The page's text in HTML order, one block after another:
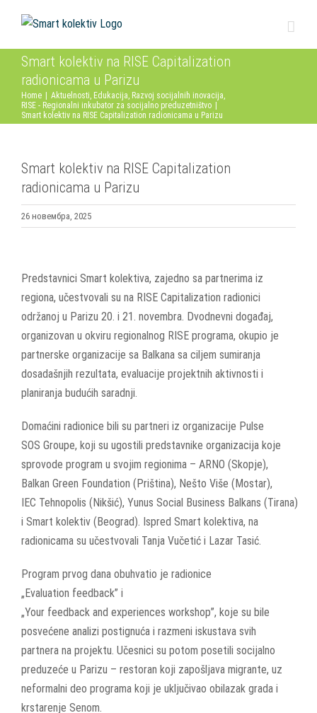
content
Smart kolektiv na RISE Capitalization
radionicama u Parizu
Home Aktuelnosti, Edukacija, Razvoj socijalnih inovacija,
RISE - Regionalni inkubator za socijalno preduzetništvo
Smart kolektiv na RISE Capitalization radionicama u Parizu
Smart kolektiv na RISE Capitalization
radionicama u Parizu
26 новембра, 2025
Larger
Image
Predstavnici Smart kolektiva, zajedno sa partnerima iz
regiona, učestvovali su na RISE Capitalization radionici
održanoj u Parizu 20. i 21. novembra. Dvodnevni događaj,
organizovan u okviru regionalnog RISE programa, okupio je
partnerske organizacije sa Balkana sa ciljem sumiranja
dosadašnjih rezultata, evaluacije projektnih aktivnosti i
planiranja budućih saradnji.
Domaćini radionice bili su partneri iz organizacije Pulse
SOS Groupe, koji su ugostili predstavnike organizacija koje
sprovode program u svojim regionima – ARNO (Skopje),
Balkan Green Foundation (Priština), Nešto Više (Mostar),
IEC Tehnopolis (Nikšić), Yunus Social Business Balkans (Tirana)
i Smart kolektiv (Beograd). Ispred Smart kolektiva, na
radionicama su učestvovali Tanja Vučetić i Lazar Tasić.
Program prvog dana obuhvatio je radionice
„Evaluation feedback” i
„Your feedback and experiences workshop”, koje su bile
posvećene analizi postignuća i razmeni iskustava svih
partnera na projektu. Učesnici su potom posetili socijalno
preduzeće u Parizu – restoran koji zapošljava migrante, uz
neformalni deo programa koji je uključivao obilazak grada i
krstarenje Senom.